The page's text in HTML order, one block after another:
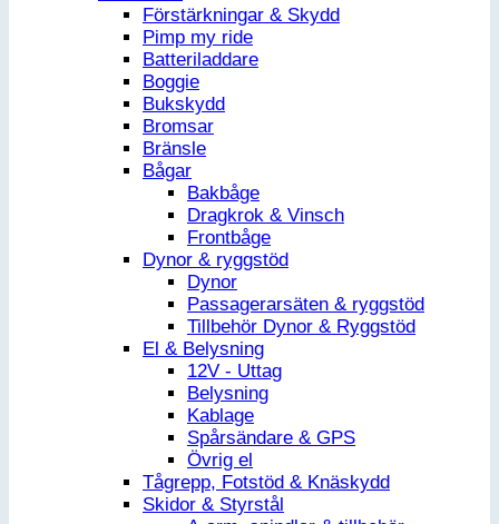
Förstärkningar & Skydd
Pimp my ride
Batteriladdare
Boggie
Bukskydd
Bromsar
Bränsle
Bågar
Bakbåge
Dragkrok & Vinsch
Frontbåge
Dynor & ryggstöd
Dynor
Passagerarsäten & ryggstöd
Tillbehör Dynor & Ryggstöd
El & Belysning
12V - Uttag
Belysning
Kablage
Spårsändare & GPS
Övrig el
Tågrepp, Fotstöd & Knäskydd
Skidor & Styrstål